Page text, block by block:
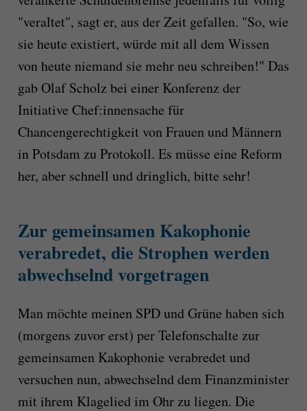
"veraltet", sagt er, aus der Zeit gefallen. "So, wie
sie heute existiert, würde mit all dem Wissen
von heute niemand sie mehr neu schreiben!" Das
gab Olaf Scholz bei einer Konferenz der
Initiative Chef:innensache für
Chancengerechtigkeit von Frauen und Männern
in Potsdam zu Protokoll. Es müsse eine Reform
her, aber schnell und dringlich, bitte sehr!
Zur gemeinsamen Kakophonie
verabredet, die Strophen werden
abwechselnd vorgetragen
Man möchte meinen SPD und Grüne haben sich
(morgens zuvor erst) per Telefonschalte zur
gemeinsamen Kakophonie verabredet und
versuchen nun, abwechselnd dem Finanzminister
mit ihrem Klagelied im Ohr zu liegen. Die